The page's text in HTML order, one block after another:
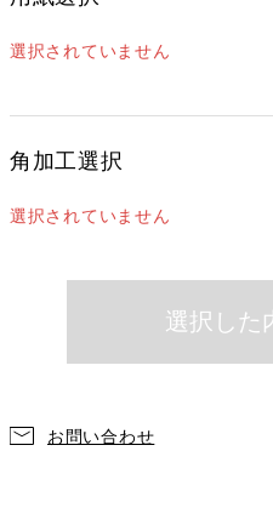
選択されていません
角加工選択
選択されていません
お問い合わせ